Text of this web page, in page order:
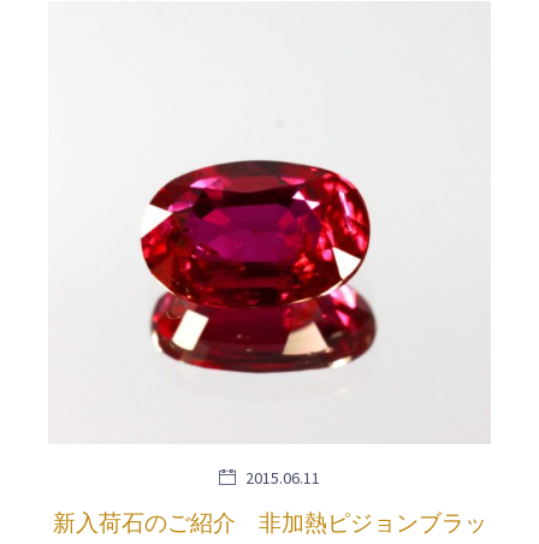
2015.06.11
新入荷石のご紹介 非加熱ピジョンブラッ